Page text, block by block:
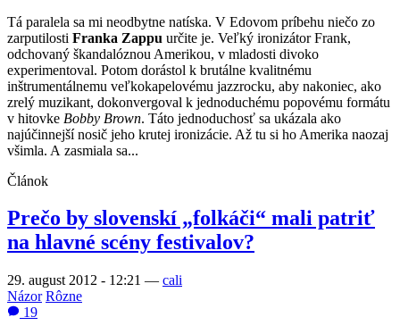
Tá paralela sa mi neodbytne natíska. V Edovom príbehu niečo zo
zarputilosti Franka Zappu určite je. Veľký ironizátor Frank,
odchovaný škandalóznou Amerikou, v mladosti divoko
experimentoval. Potom dorástol k brutálne kvalitnému
inštrumentálnemu veľkokapelovému jazzrocku, aby nakoniec, ako
zrelý muzikant, dokonvergoval k jednoduchému popovému formátu
v hitovke Bobby Brown. Táto jednoduchosť sa ukázala ako
najúčinnejší nosič jeho krutej ironizácie. Až tu si ho Amerika naozaj
všimla. A zasmiala sa...
Článok
Prečo by slovenskí „folkáči“ mali patriť
na hlavné scény festivalov?
29. august 2012 - 12:21 — cali
Názor Rôzne
19